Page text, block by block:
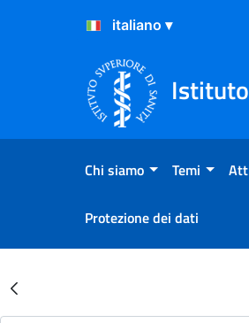
Salta al Contenuto
Salta al Footer
Chi siamo Temi
Protezione dei dati
Risultati della